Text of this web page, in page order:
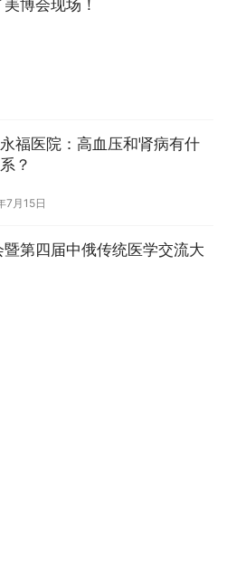
博会现场！
福医院：高血压和肾病有什
？
7月15日
第四届中俄传统医学交流大